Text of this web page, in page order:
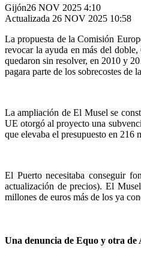
Gijón26 NOV 2025 4:10
Actualizada 26 NOV 2025 10:58
La propuesta de la Comisión
revocar la ayuda en más del
quedaron sin resolver, en 2010 y
pagara parte de los sobrecostes de
La ampliación de El Musel se
UE otorgó al proyecto una
que elevaba el presupuesto en 216
El Puerto necesitaba conseguir
actualización de precios). El
millones de euros más de los ya
Una denuncia de Equo y otra de